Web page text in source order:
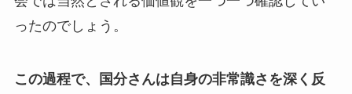
ったのでしょう。
この過程で、国分さんは自身の非常識さを深く反